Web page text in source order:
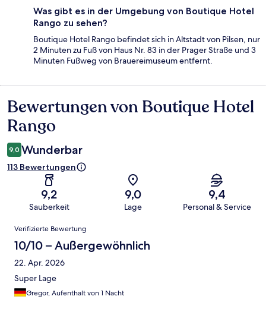
Was gibt es in der Umgebung von Boutique Hotel
Rango zu sehen?
Boutique Hotel Rango befindet sich in Altstadt von Pilsen, nur
2 Minuten zu Fuß von Haus Nr. 83 in der Prager Straße und 3
Minuten Fußweg von Brauereimuseum entfernt.
Bewertungen
Bewertungen von Boutique Hotel
Rango
9,0 Wunderbar
113 Bewertungen
9,2
Sauberkeit
9,0
Lage
9,4
Personal & Service
Bewertungen
Verifizierte Bewertung
10/10 – Außergewöhnlich
22. Apr. 2026
Super Lage
Gregor, Aufenthalt von 1 Nacht